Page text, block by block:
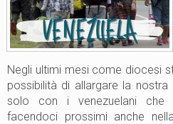
r
a
i
m
a
a
s
s
a
l
t
o
a
Negli ultimi mesi come diocesi
possibilità di allargare la nostra
solo con i venezuelani che
facendoci prossimi anche